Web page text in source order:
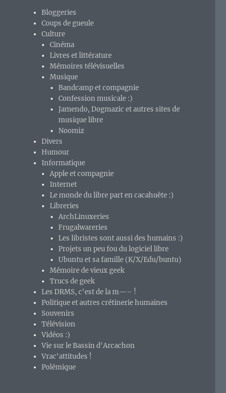
Bloggeries
Coups de gueule
Culture
Cinéma
Livres et littérature
Mémoires télévisuelles
Musique
Bandcamp et compagnie
Confession musicale :)
Jamendo, Dogmazic et autres sites de
musique libre
Noomiz
Divers
Humour
Informatique
Apple et compagnie
Internet
Le monde du libre part en cacahuète :)
Libreries
ArchLinuxeries
Frugalwareries
Les libristes sont aussi des humains :)
Projets un peu fou du logiciel libre
Ubuntu et sa famille (K/X/Edu/buntu)
Mémoire de vieux geek
Trucs de geek
Les DRMS, c'est de la m—– !
Politique et autres crétinerie humaines
Souvenirs
Télévision
Vidéos :)
Vie sur le Bassin d'Arcachon
Vrac'attitudes !
Polémique